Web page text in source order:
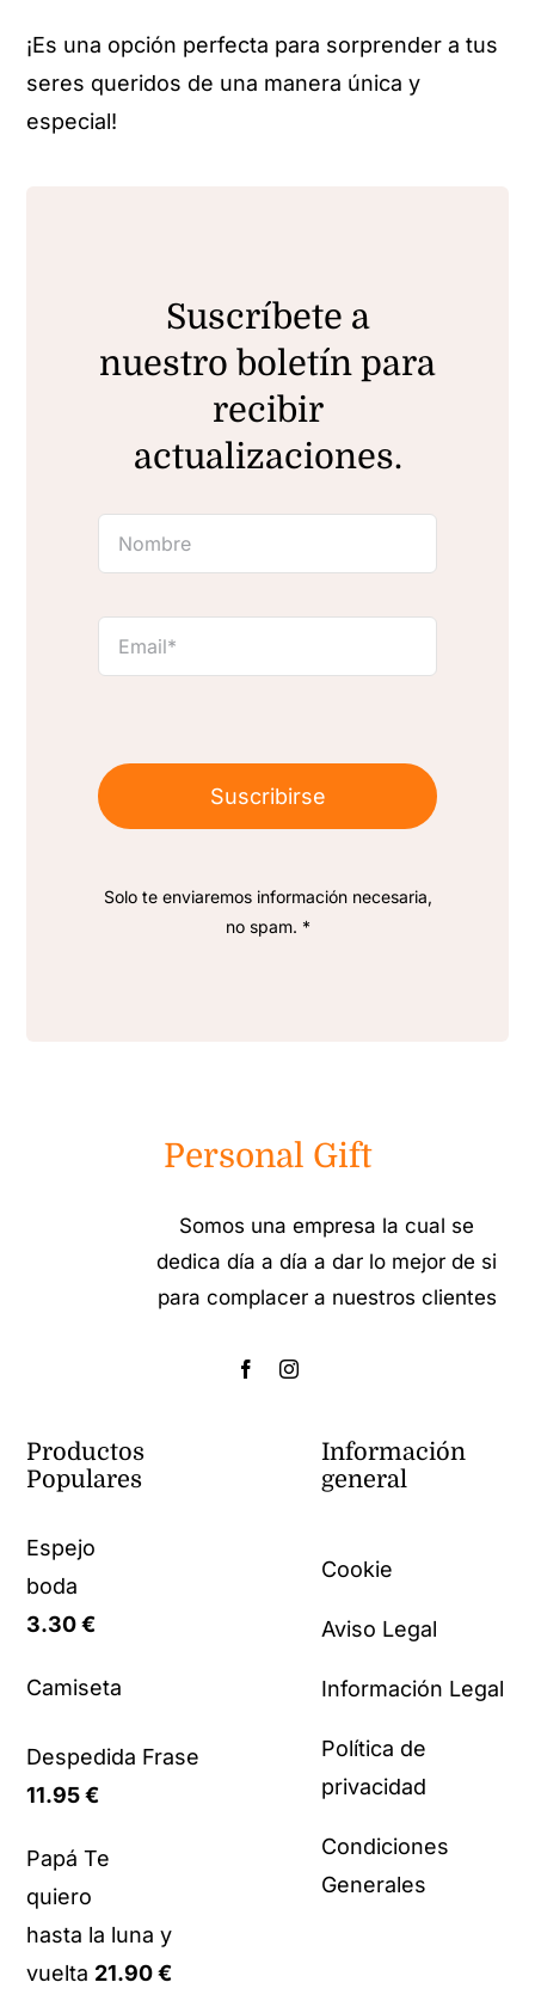
¡Es una opción perfecta para sorprender a tus
seres queridos de una manera única y
especial!
Suscríbete a
nuestro boletín para
recibir
actualizaciones.
Suscribirse
Solo te enviaremos información necesaria,
no spam. *
Personal Gift
Somos una empresa la cual se
dedica día a día a dar lo mejor de si
para complacer a nuestros clientes
Productos
Populares
Espejo
boda
3.30€
Camiseta
Despedida Frase
11.95€
Papá Te
quiero
hasta la luna y
vuelta 21.90€
Información
general
Cookie
Aviso Legal
Información Legal
Política de
privacidad
Condiciones
Generales